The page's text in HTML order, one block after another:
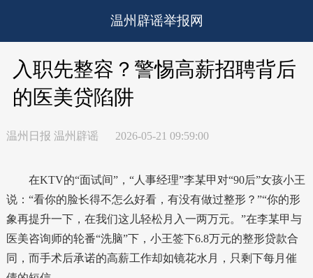
温州辟谣举报网
入职先整容？警惕高薪招聘背后
的医美贷陷阱
温州日报 温州辟谣 2026-05-21 09:59:00
在KTV的“面试间”，“人事经理”李某甲对“90后”女孩小王
说：“看你的脸长得不怎么好看，有没有做过整形？”“你的形
象再提升一下，在我们这儿轻松月入一两万元。”在李某甲与
医美咨询师的轮番“洗脑”下，小王签下6.8万元的整形贷款合
同，而手术后承诺的高薪工作却如镜花水月，只剩下每月催